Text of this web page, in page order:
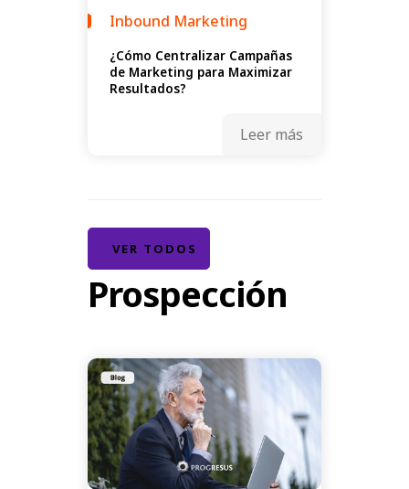
Inbound Marketing
¿Cómo Centralizar Campañas
de Marketing para Maximizar
Resultados?
Leer más
VER TODOS
Prospección